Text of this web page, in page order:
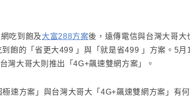
吃到飽及大富288方案後，遠傳電信與台灣大哥大
飽的「省更大499 」與「就是省499 」方案 。5月
灣大哥大則推出「4G+飆速雙網方案」。
極速方案」與台灣大哥大 「4G+飆速雙網方案」有